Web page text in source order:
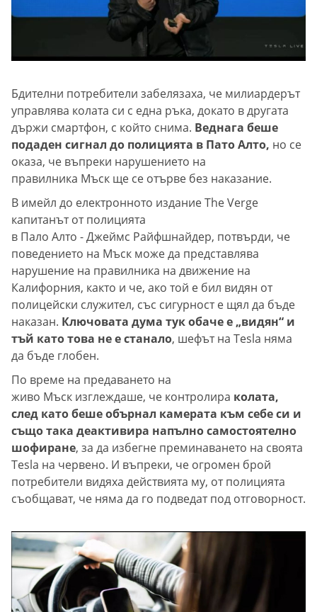
Бдителни потребители забелязаха, че милиардерът
управлява колата си с една ръка, докато в другата
държи смартфон, с който снима. Веднага беше
подаден сигнал до полицията в Пато Алто, но се
оказа, че въпреки нарушението на
правилника Мъск ще се отърве без наказание.
В имейл до електронното издание The Verge
капитанът от полицията
в Пало Алто - Джеймс Райфшнайдер, потвърди, че
поведението на Мъск може да представлява
нарушение на правилника на движение на
Калифорния, както и че, ако той е бил видян от
полицейски служител, със сигурност е щял да бъде
наказан. Ключовата дума тук обаче е „видян“ и
тъй като това не е станало, шефът на Tesla няма
да бъде глобен.
По време на предаването на
живо Мъск изглеждаше, че контролира колата,
след като беше обърнал камерата към себе си и
също така деактивира напълно самостоятелно
шофиране, за да избегне преминаването на своята
Tesla на червено. И въпреки, че огромен брой
потребители видяха действията му, от полицията
съобщават, че няма да го подведат под отговорност.